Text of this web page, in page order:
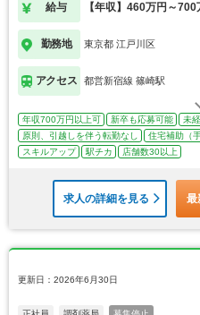
給与 【年収】460万円～700
勤務地 東京都 江戸川区
アクセス 都営新宿線 篠崎駅
年収700万円以上可 新卒も応募可能
未
原則、引越しを伴う転勤なし
住宅補助（
スキルアップ
駅チカ 店舗数30以上
求人の詳細を見る 最
更新日：2026年6月30日